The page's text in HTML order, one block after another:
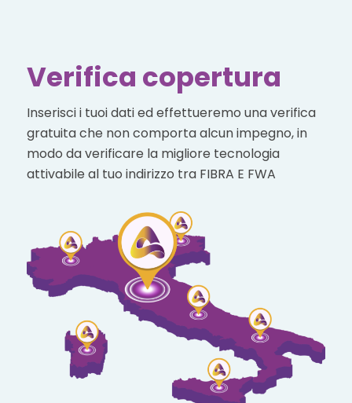
Verifica copertura
Inserisci i tuoi dati ed effettueremo una verifica
gratuita che non comporta alcun impegno, in
modo da verificare la migliore tecnologia
attivabile al tuo indirizzo tra FIBRA E FWA